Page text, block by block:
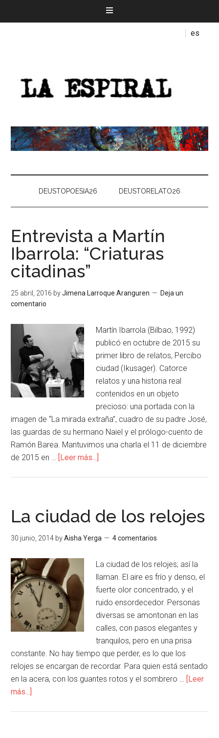
es
DEUSTOPOESIA26 DEUSTORELATO26
Entrevista a Martín
Ibarrola: “Criaturas
citadinas”
25 abril, 2016 byJimena Larroque Aranguren
Deja un
comentario
Martín Ibarrola (Bilbao, 1992)
publicó en octubre de 2015 su
primer libro de relatos, Percibo
ciudad (Ikusager). Catorce
relatos y una historia real
contenidos en un objeto
precioso: una portada con la
imagen de “La mirada extraña”, cuadro de su padre José,
las guardas de su hermano Naiel y el prólogo-cuento de
Ramón Barea. Mantuvimos una charla el 11 de diciembre
de 2015 en … [Leer más...]
La ciudad de los relojes
30 junio, 2014 byAisha Yerga 4 comentarios
La ciudad de los relojes; así la
llaman. El aire es frío y denso, el
fuerte olor concentrado, y el
ruido ensordecedor. Personas
diversas se amontonan en las
calles, con pasos elegantes y
tranquilos, pero en una prisa
constante. No hay tiempo que perder, es lo que los
relojes se encargan de recordar. Para quien está sentado
en la acera, con los guantes rotos y el sombrero … [Leer
más...]